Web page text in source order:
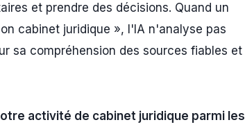
et prendre des décisions. Quand un
cabinet juridique », l'IA n'analyse pas
sa compréhension des sources fiables et
activité de cabinet juridique parmi les